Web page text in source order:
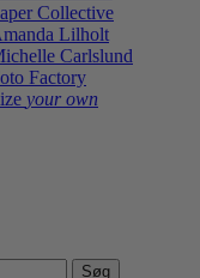
Collective
Lilholt
Carlslund
Factory
your own